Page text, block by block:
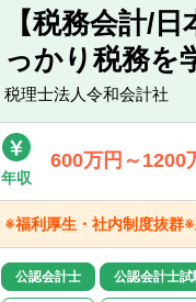
■会
■金融
【テ
テレ
（出
【税務会計/
っかり税務を
税理士法人令和会計社
年収
600万円～1200
※福利厚生・社内制度抜群
公認会計士 公認会計士試